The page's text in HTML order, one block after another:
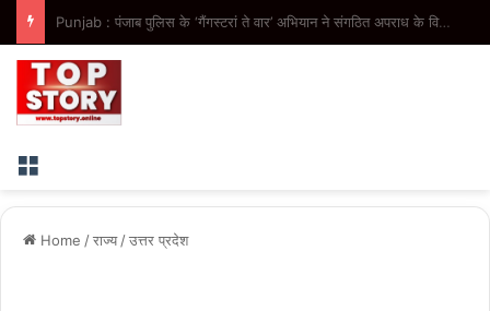
Punjab : मोहाली से ‘हमारे राम’ नाट्य मंचन का आगाज, पंजाब में 41 शो कराएगी भगवंत मान सरकार
Menu
Home /राज्य /उत्तर प्रदेश